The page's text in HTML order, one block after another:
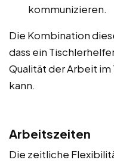
kommunizieren.
Die Kombination
dass ein
Qualität der Arbeit
kann.
Arbeitszeiten
Die zeitliche